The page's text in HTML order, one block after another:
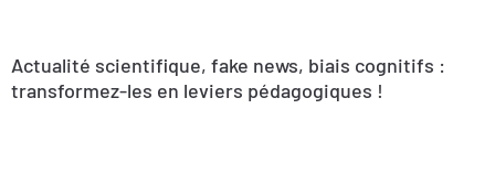
Actualité scientifique, fake news, biais cognitifs :
transformez-les en leviers pédagogiques !